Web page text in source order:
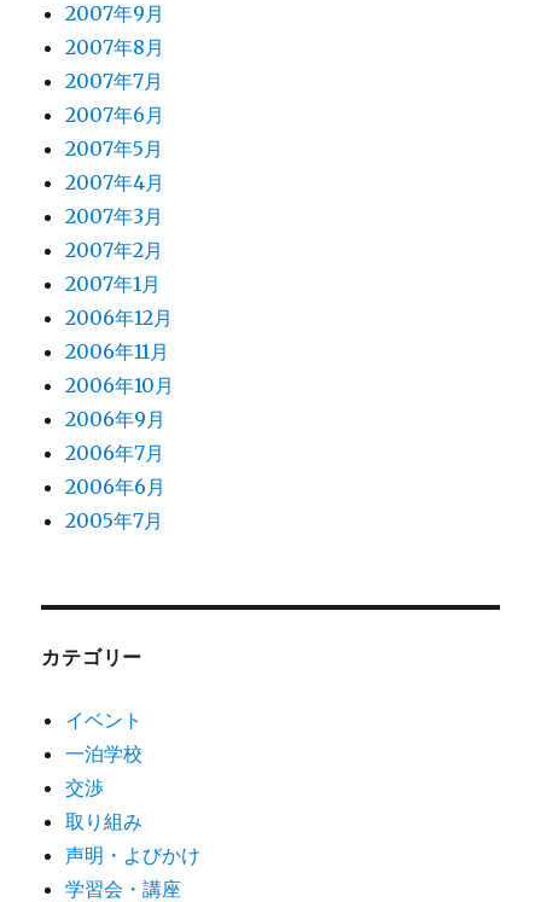
2007年9月
2007年8月
2007年7月
2007年6月
2007年5月
2007年4月
2007年3月
2007年2月
2007年1月
2006年12月
2006年11月
2006年10月
2006年9月
2006年7月
2006年6月
2005年7月
カテゴリー
イベント
一泊学校
交渉
取り組み
声明・よびかけ
学習会・講座